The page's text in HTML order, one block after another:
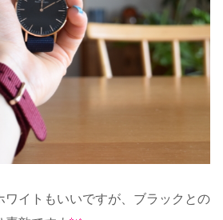
ワイトもいいですが、ブラックとの